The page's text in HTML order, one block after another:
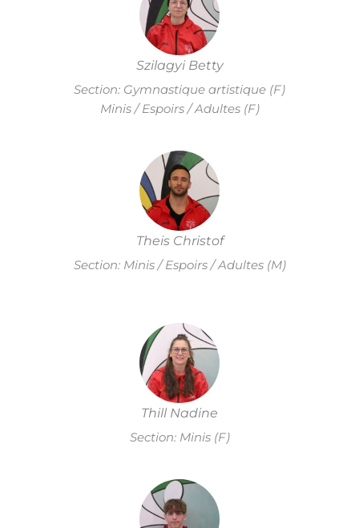
Szilagyi Betty
Section: Gymnastique artistique (F)
Minis / Espoirs / Adultes (F)
Theis Christof
Section: Minis / Espoirs / Adultes (M)
Thill Nadine
Section: Minis (F)